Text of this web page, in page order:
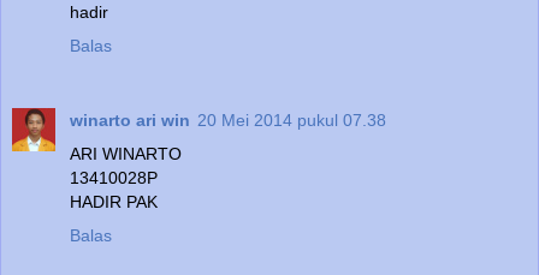
hadir
Balas
winarto ari win 20 Mei 2014 pukul 07.38
ARI WINARTO
13410028P
HADIR PAK
Balas